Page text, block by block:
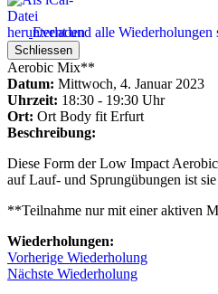
Event und alle Wiederholungen
Schliessen
Aerobic Mix**
Datum: Mittwoch, 4. Januar 2023
Uhrzeit: 18:30 - 19:30 Uhr
Ort: Ort Body fit Erfurt
Beschreibung:
Diese Form der Low Impact
auf Lauf- und Sprungübungen ist
**Teilnahme nur mit einer aktiven
Wiederholungen:
Vorherige Wiederholung
Nächste Wiederholung